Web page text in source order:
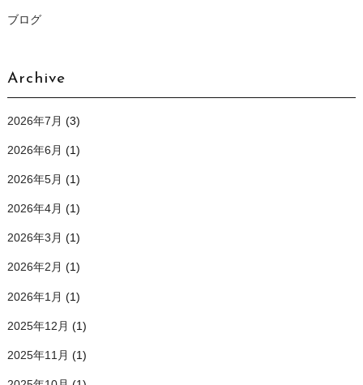
ブログ
Archive
2026年7月 (3)
2026年6月 (1)
2026年5月 (1)
2026年4月 (1)
2026年3月 (1)
2026年2月 (1)
2026年1月 (1)
2025年12月 (1)
2025年11月 (1)